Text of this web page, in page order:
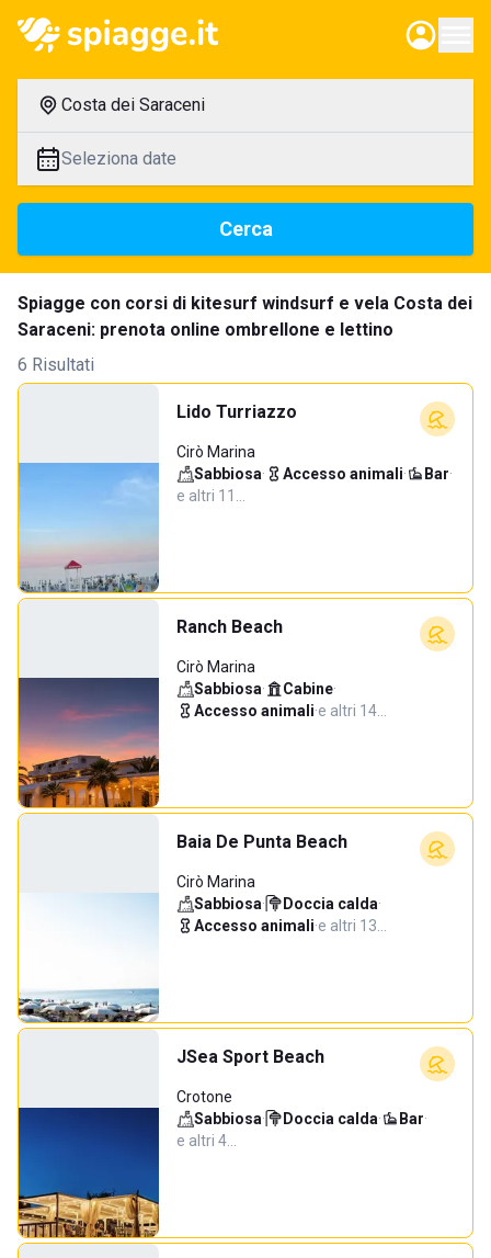
Costa dei Saraceni
Seleziona date
Cerca
Spiagge con corsi di kitesurf windsurf e vela Costa dei
Saraceni: prenota online ombrellone e lettino
6 Risultati
Lido Turriazzo
Cirò Marina
Sabbiosa· Accesso animali· Bar·
e altri 11…
Ranch Beach
Cirò Marina
Sabbiosa· Cabine·
Accesso animali·e altri 14…
Baia De Punta Beach
Cirò Marina
Sabbiosa· Doccia calda·
Accesso animali·e altri 13…
JSea Sport Beach
Crotone
Sabbiosa· Doccia calda· Bar·
e altri 4…